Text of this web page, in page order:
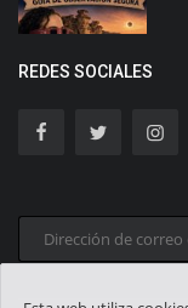
REDES SOCIALES